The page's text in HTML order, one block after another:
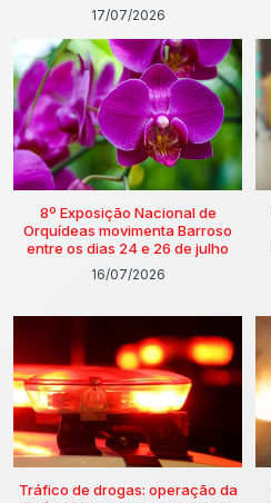
17/07/2026
8º Exposição Nacional de
Orquídeas movimenta Barroso
entre os dias 24 e 26 de julho
16/07/2026
Tráfico de drogas: operação da